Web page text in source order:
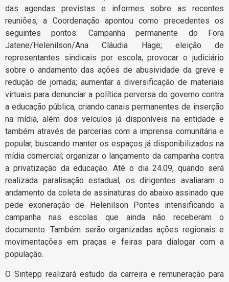
das agendas previstas e informes sobre as recentes
reuniões, a Coordenação apontou como precedentes os
seguintes pontos: Campanha permanente do Fora
Jatene/Helenilson/Ana Cláudia Hage; eleição de
representantes sindicais por escola; provocar o judiciário
sobre o andamento das ações de abusividade da greve e
redução de jornada; aumentar a diversificação de materiais
virtuais para denunciar a política perversa do governo contra
a educação pública, criando canais permanentes de inserção
na mídia, além dos veículos já disponíveis na entidade e
também através de parcerias com a imprensa comunitária e
popular, buscando manter os espaços já disponibilizados na
mídia comercial; organizar o lançamento da campanha contra
a privatização da educação. Até o dia 24.09, quando será
realizada paralisação estadual, os dirigentes avaliaram o
andamento da coleta de assinaturas do abaixo assinado que
pede exoneração de Helenilson Pontes intensificando a
campanha nas escolas que ainda não receberam o
documento. Também serão organizadas ações regionais e
movimentações em praças e feiras para dialogar com a
população.
O Sintepp realizará estudo da carreira e remuneração para